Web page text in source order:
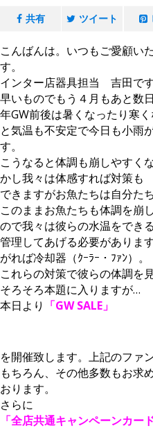
共有 ツイート
こんばんは。いつもご愛顧い
す。
インター店器具担当 吉田です
早いものでもう４月もあと数
年GW前後は暑くなったり寒く
と気温も不安定で今日も小雨
す。
こうなると体調も崩しやすく
かし我々は体感すれば対策も
できますがお魚たちは自分た
このままお魚たちも体調を崩
ので我々は彼らの水温をでき
管理してあげる必要がありま
がれば冷却器（ｸｰﾗｰ・ﾌｧﾝ）。
これらの対策で彼らの体調を
そろそろ本題に入りますが…
本日より 「GW SALE」
を開催致します。上記のファ
もちろん、その他多数もお求
おります。
さらに
「全店共通キャンペーンカー